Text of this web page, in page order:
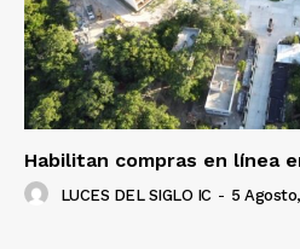
Habilitan compras en línea
LUCES DEL SIGLO IC - 5